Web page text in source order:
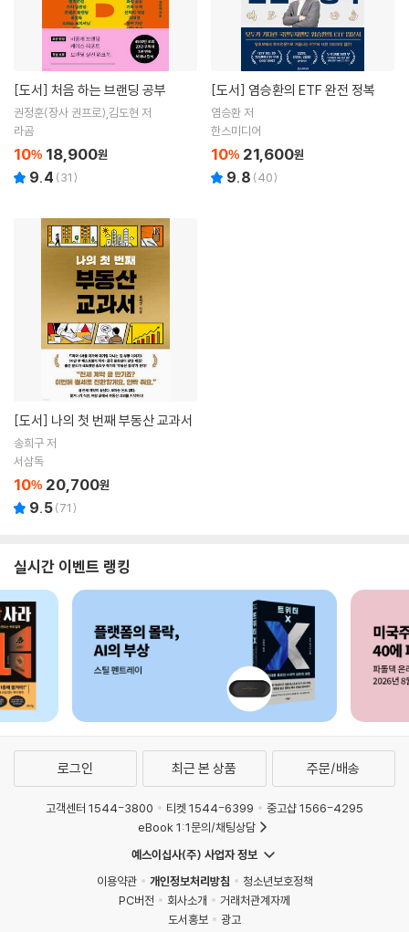
[도서] 처음 하는 브랜딩 공부
권정훈(장사 권프로),김도현 저
라곰
10% 18,900원
9.4 (31)
[도서] 염승환의 ETF 완전 정복
염승환 저
한스미디어
10% 21,600원
9.8 (40)
[도서] 나의 첫 번째 부동산 교과서
송희구 저
서삼독
10% 20,700원
9.5(71)
실시간 이벤트 랭킹
로그인 최근 본 상품 주문/배송
고객센터 1544-3800 티켓 1544-6399
중고샵 1566-4295
eBook 1:1문의/채팅상담
예스이십사(주) 사업자 정보
이용약관
개인정보처리방침
청소년보호정책
PC버전
회사소개
거래처관계자께
도서홍보
광고